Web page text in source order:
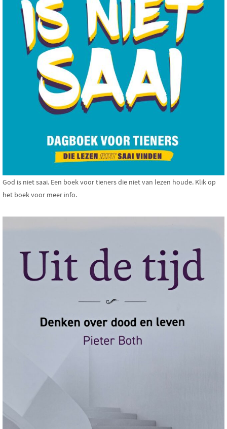
God is niet saai. Een boek voor tieners die niet van lezen houde. Klik op
het boek voor meer info.